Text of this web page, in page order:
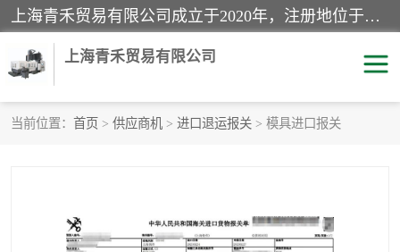
上海青禾贸易有限公司成立于2020年，注册地位于上海市宝山区。经营范围包括：机械设备、五金制品、劳防用品、电子产品、塑胶制品、家具、模具、纺织品、仪器仪表、建筑材料、装饰材料、化工产品、金属制品、机车配件等货物进出口报关、清关服务。
上海青禾贸易有限公司
当前位置： 首页 > 供应商机 > 进口退运报关 > 模具进口报关
快递清关 进口杂货清关